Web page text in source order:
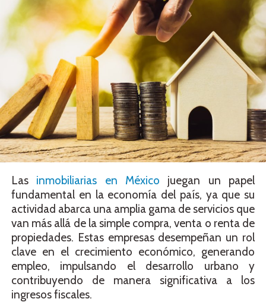
Las inmobiliarias en México juegan un papel
fundamental en la economía del país, ya que su
actividad abarca una amplia gama de servicios que
van más allá de la simple compra, venta o renta de
propiedades. Estas empresas desempeñan un rol
clave en el crecimiento económico, generando
empleo, impulsando el desarrollo urbano y
contribuyendo de manera significativa a los
ingresos fiscales.